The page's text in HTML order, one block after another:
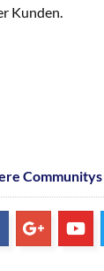
Kunden.
Communitys